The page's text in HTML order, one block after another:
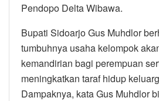
Pendopo Delta Wibawa.
Bupati Sidoarjo Gus Muhdlor
tumbuhnya usaha kelompok
kemandirian bagi perempuan
meningkatkan taraf hidup
Dampaknya, kata Gus Muhdlor